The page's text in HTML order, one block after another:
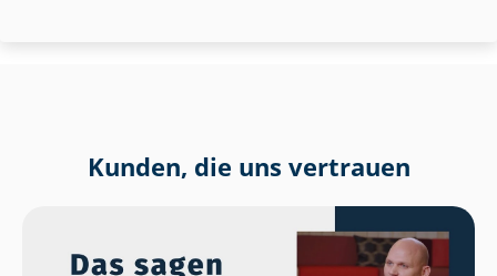
Kunden, die uns vertrauen